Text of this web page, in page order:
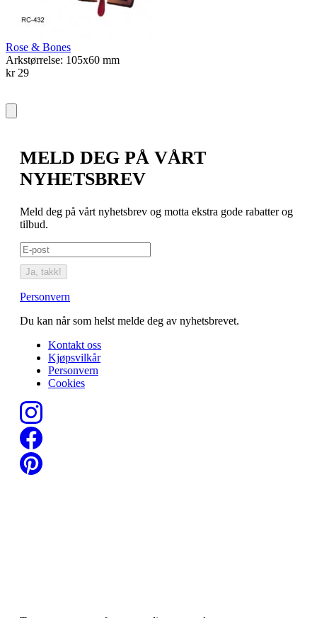
Rose & Bones
Arkstørrelse: 105x60 mm
kr 29
MELD DEG PÅ VÅRT
NYHETSBREV
Meld deg på vårt nyhetsbrev og motta ekstra gode rabatter og
tilbud.
Ja, takk!
Personvern
Du kan når som helst melde deg av nyhetsbrevet.
Kontakt oss
Kjøpsvilkår
Personvern
Cookies